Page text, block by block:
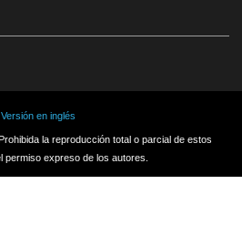
Versión en inglés
la reproducción total o parcial de estos
permiso expreso de los autores.